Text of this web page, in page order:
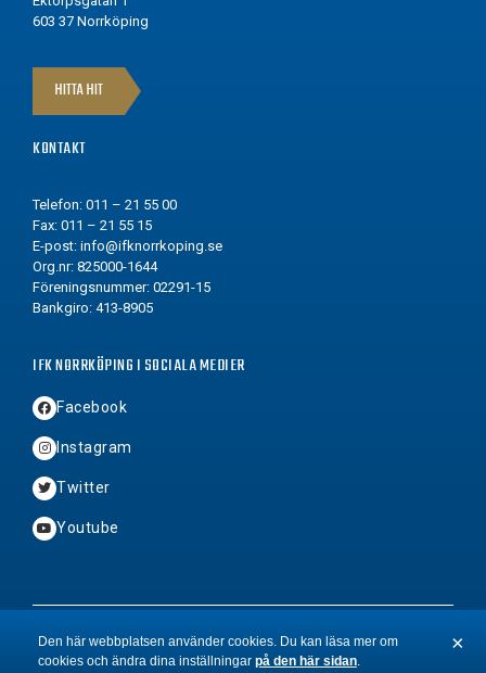
603 37 Norrköping
HITTA HIT
KONTAKT
Telefon: 011 – 21 55 00
Fax: 011 – 21 55 15
E-post: info@ifknorrkoping.se
Org.nr: 825000-1644
Föreningsnummer: 02291-15
Bankgiro: 413-8905
IFK NORRKÖPING I SOCIALA MEDIER
Facebook
Instagram
Twitter
Youtube
2026 © Copyright IFK Norrköping FK
Den här webbplatsen använder cookies. Du kan läsa mer om
cookies och ändra dina inställningar på den här sidan.
×